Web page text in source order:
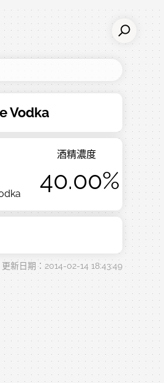
Vodka
酒精濃度
40.00%
更新日期：2014-02-14 18:43:49